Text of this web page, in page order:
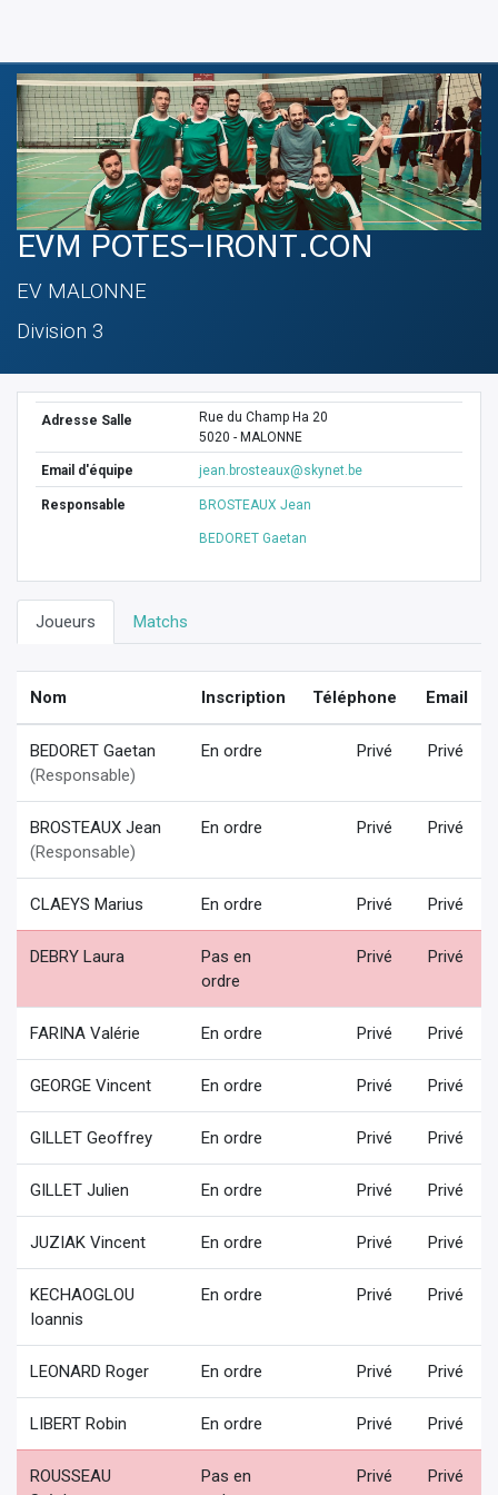
EVM POTES-IRONT.CON
EV MALONNE
Division 3
Adresse Salle
Rue du Champ Ha 20
5020 - MALONNE
Email d'équipe jean.brosteaux@skynet.be
Responsable BROSTEAUX Jean
BEDORET Gaetan
Joueurs Matchs
Nom Inscription Téléphone Email
BEDORET Gaetan
(Responsable)
En ordre Privé Privé
BROSTEAUX Jean
(Responsable)
En ordre Privé Privé
CLAEYS Marius En ordre Privé Privé
DEBRY Laura
Pas en
ordre
Privé Privé
FARINA Valérie En ordre Privé Privé
GEORGE Vincent En ordre Privé Privé
GILLET Geoffrey En ordre Privé Privé
GILLET Julien En ordre Privé Privé
JUZIAK Vincent En ordre Privé Privé
KECHAOGLOU
Ioannis
En ordre Privé Privé
LEONARD Roger En ordre Privé Privé
LIBERT Robin En ordre Privé Privé
ROUSSEAU
Pas en
Privé Privé